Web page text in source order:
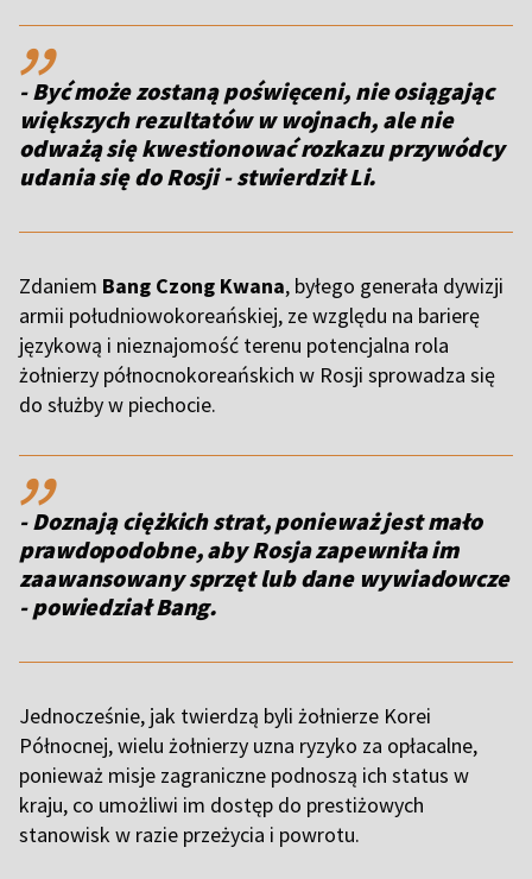
,,
- Być może zostaną poświęceni, nie osiągając
większych rezultatów w wojnach, ale nie
odważą się kwestionować rozkazu przywódcy
udania się do Rosji - stwierdził Li.
Zdaniem Bang Czong Kwana, byłego generała dywizji
armii południowokoreańskiej, ze względu na barierę
językową i nieznajomość terenu potencjalna rola
żołnierzy północnokoreańskich w Rosji sprowadza się
do służby w piechocie.
,,
- Doznają ciężkich strat, ponieważ jest mało
prawdopodobne, aby Rosja zapewniła im
zaawansowany sprzęt lub dane wywiadowcze
- powiedział Bang.
Jednocześnie, jak twierdzą byli żołnierze Korei
Północnej, wielu żołnierzy uzna ryzyko za opłacalne,
ponieważ misje zagraniczne podnoszą ich status w
kraju, co umożliwi im dostęp do prestiżowych
stanowisk w razie przeżycia i powrotu.